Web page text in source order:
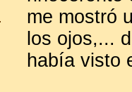
me mostró
los ojos,...
había visto